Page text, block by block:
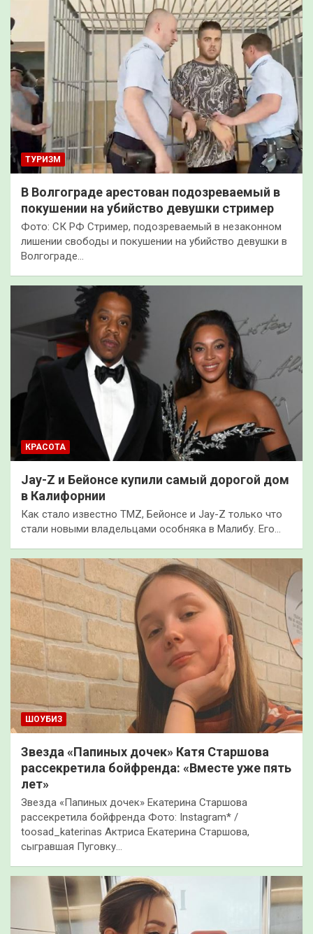
ТУРИЗМ
В Волгограде арестован подозреваемый в
покушении на убийство девушки стример
Фото: СК РФ Стример, подозреваемый в незаконном
лишении свободы и покушении на убийство девушки в
Волгограде…
КРАСОТА
Jay-Z и Бейонсе купили самый дорогой дом
в Калифорнии
Как стало известно TMZ, Бейонсе и Jay-Z только что
стали новыми владельцами особняка в Малибу. Его…
ШОУБИЗ
Звезда «Папиных дочек» Катя Старшова
рассекретила бойфренда: «Вместе уже пять
лет»
Звезда «Папиных дочек» Екатерина Старшова
рассекретила бойфренда Фото: Instagram* /
toosad_katerinas Актриса Екатерина Старшова,
сыгравшая Пуговку…